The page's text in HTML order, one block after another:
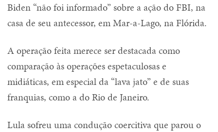
Biden “não foi informado” sobre a ação do FBI, na
casa de seu antecessor, em Mar-a-Lago, na Flórida.
A operação feita merece ser destacada como
comparação às operações espetaculosas e
midiáticas, em especial da “lava jato” e de suas
franquias, como a do Rio de Janeiro.
Lula sofreu uma condução coercitiva que parou o